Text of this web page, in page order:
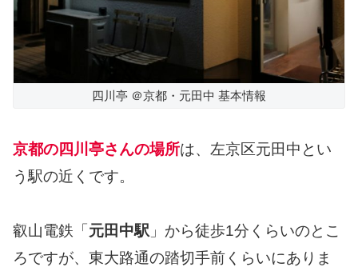
四川亭 ＠京都・元田中 基本情報
京都の四川亭さんの場所は、左京区元田中とい
う駅の近くです。
叡山電鉄「 元田中駅 」から徒歩1分くらいのとこ
ろですが、東大路通の踏切手前くらいにありま